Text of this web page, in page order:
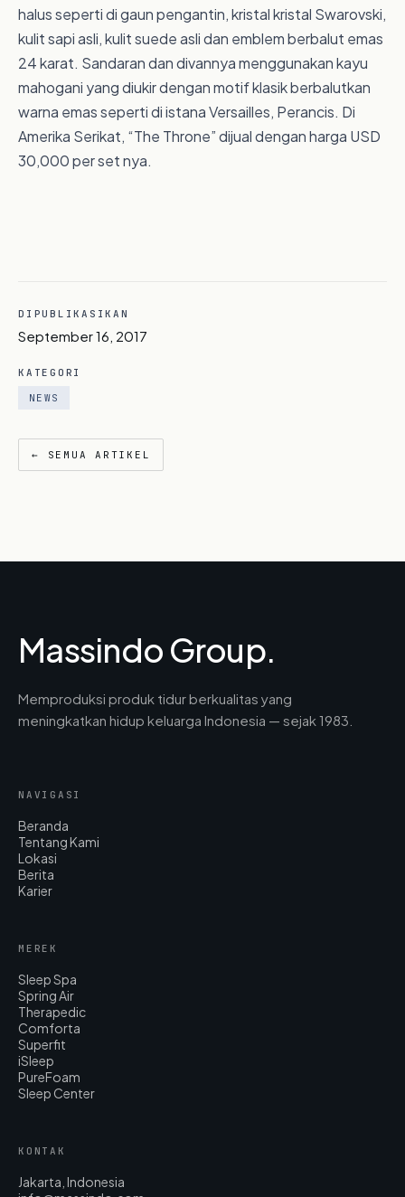
halus seperti di gaun pengantin, kristal kristal Swarovski,
kulit sapi asli, kulit suede asli dan emblem berbalut emas
24 karat. Sandaran dan divannya menggunakan kayu
mahogani yang diukir dengan motif klasik berbalutkan
warna emas seperti di istana Versailles, Perancis. Di
Amerika Serikat, “The Throne” dijual dengan harga USD
30,000 per set nya.
DIPUBLIKASIKAN
September 16, 2017
KATEGORI
NEWS
← SEMUA ARTIKEL
Massindo Group.
Memproduksi produk tidur berkualitas yang
meningkatkan hidup keluarga Indonesia — sejak 1983.
NAVIGASI
Beranda
Tentang Kami
Lokasi
Berita
Karier
MEREK
Sleep Spa
Spring Air
Therapedic
Comforta
Superfit
iSleep
PureFoam
Sleep Center
KONTAK
Jakarta, Indonesia